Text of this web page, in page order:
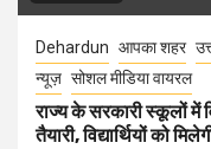
Dehardun आपका शहर
न्यूज़ सोशल मीडिया वायरल
राज्य के सरकारी स्कूलों में
तैयारी, विद्यार्थियों को